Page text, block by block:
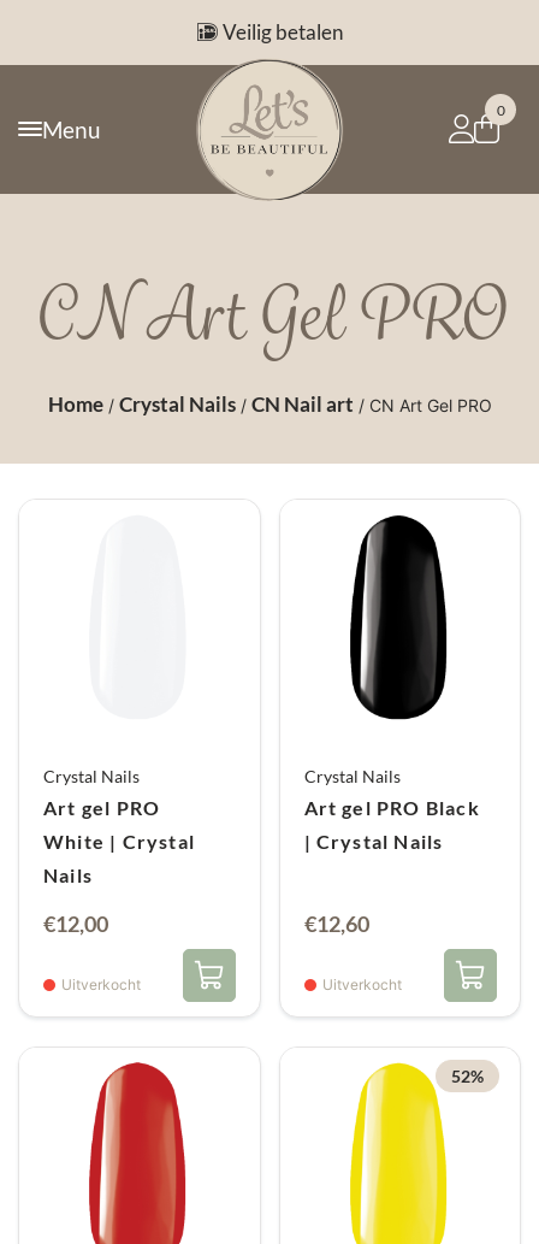
Veilig betalen
Menu
0
CN Art Gel PRO
Home/ Crystal Nails/ CN Nail art / CN Art Gel PRO
Crystal Nails
Art gel PRO
White | Crystal
Nails
€12,00
Uitverkocht
Crystal Nails
Art gel PRO Black
| Crystal Nails
€12,60
Uitverkocht
52%